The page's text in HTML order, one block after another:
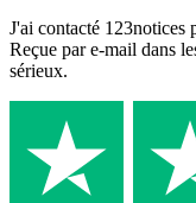
J'ai contacté
Reçue par e-mail dans
sérieux.